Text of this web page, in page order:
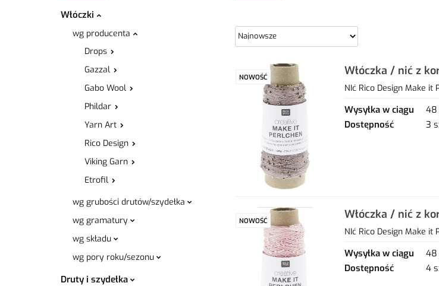
Włóczki
wg producenta
Drops
Gazzal
Gabo Wool
Phildar
Yarn Art
Rico Design
Viking Garn
Etrofil
wg grubości drutów/szydełka
wg gramatury
wg składu
wg pory roku/sezonu
Druty i szydełka
NOWOŚĆ
Włóczka / nić z
03 amethyst
NIć Rico Design Make it
Wysyłka w ciągu
48
Dostępność
3
NOWOŚĆ
Włóczka / nić z
02 rose quartz
NIć Rico Design Make it
Wysyłka w ciągu
48
Dostępność
4